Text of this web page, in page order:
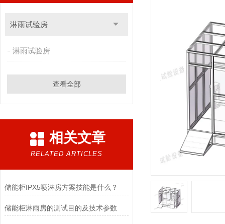
淋雨试验房
淋雨试验房
查看全部
相关文章
RELATED ARTICLES
储能柜IPX5喷淋房方案技能是什么？
储能柜淋雨房的测试目的及技术参数